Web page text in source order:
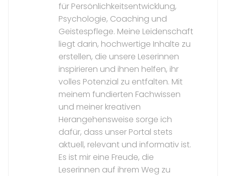
für Persönlichkeitsentwicklung,
Psychologie, Coaching und
Geistespflege. Meine Leidenschaft
liegt darin, hochwertige Inhalte zu
erstellen, die unsere Leserinnen
inspirieren und ihnen helfen, ihr
volles Potenzial zu entfalten. Mit
meinem fundierten Fachwissen
und meiner kreativen
Herangehensweise sorge ich
dafür, dass unser Portal stets
aktuell, relevant und informativ ist.
Es ist mir eine Freude, die
Leserinnen auf ihrem Weg zu